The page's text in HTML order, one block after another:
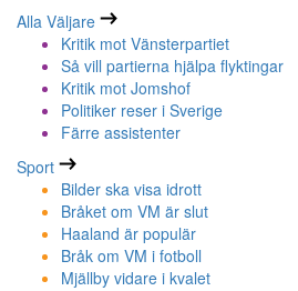
Alla Väljare
Kritik mot Vänsterpartiet
Så vill partierna hjälpa flyktingar
Kritik mot Jomshof
Politiker reser i Sverige
Färre assistenter
Sport
Bilder ska visa idrott
Bråket om VM är slut
Haaland är populär
Bråk om VM i fotboll
Mjällby vidare i kvalet